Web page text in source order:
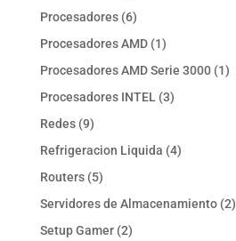
productos
Procesadores 66
productos
Procesadores AMD 11
producto
Procesadores AMD Serie 3000 11
Procesadores INTEL 33
Redes 99
productos
Refrigeracion Liquida 44
Routers 55
productos
Servidores de Almacenamiento 22
Setup Gamer 22